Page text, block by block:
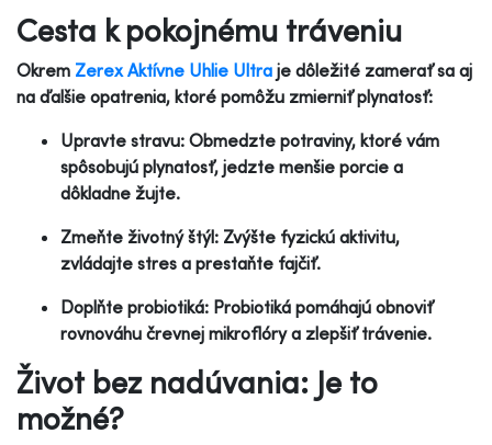
Cesta k pokojnému tráveniu
Okrem Zerex Aktívne Uhlie Ultra je dôležité zamerať sa aj
na ďalšie opatrenia, ktoré pomôžu zmierniť plynatosť:
Upravte stravu: Obmedzte potraviny, ktoré vám
spôsobujú plynatosť, jedzte menšie porcie a
dôkladne žujte.
Zmeňte životný štýl: Zvýšte fyzickú aktivitu,
zvládajte stres a prestaňte fajčiť.
Doplňte probiotiká: Probiotiká pomáhajú obnoviť
rovnováhu črevnej mikroflóry a zlepšiť trávenie.
Život bez nadúvania: Je to
možné?